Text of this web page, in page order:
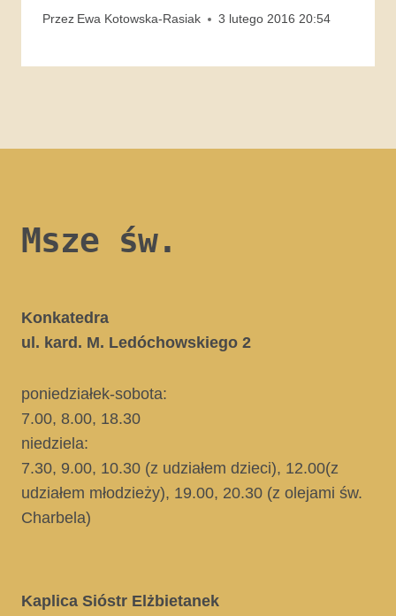
Przez Ewa Kotowska-Rasiak 3 lutego 2016 20:54
Msze św.
Konkatedra
ul. kard. M. Ledóchowskiego 2
poniedziałek-sobota:
7.00, 8.00, 18.30
niedziela:
7.30, 9.00, 10.30 (z udziałem dzieci), 12.00(z
udziałem młodzieży), 19.00, 20.30 (z olejami św.
Charbela)
Kaplica Sióstr Elżbietanek